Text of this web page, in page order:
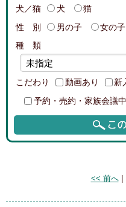
犬／猫 犬
猫
性 別
男の子
女の子
種 類
こだわり 動画あり 新
予約・売約・家族会議
<< 前へ|